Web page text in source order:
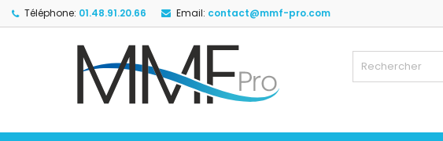
Téléphone: 01.48.91.20.66 Email: contact@mmf-pro.com